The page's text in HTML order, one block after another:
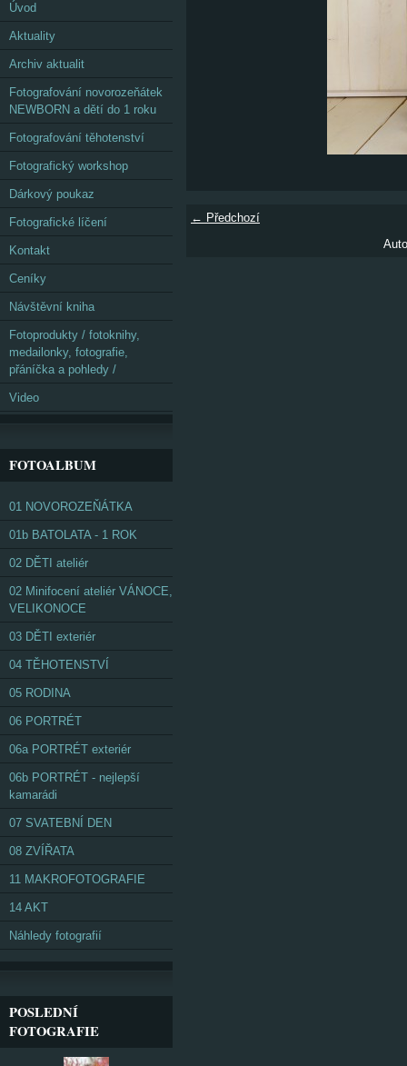
← Předchozí
Úvod
Aktuality
Archiv aktualit
Fotografování novorozeňátek
NEWBORN a dětí do 1 roku
Fotografování těhotenství
Fotografický workshop
Dárkový poukaz
Fotografické líčení
Kontakt
Ceníky
Návštěvní kniha
Fotoprodukty / fotoknihy,
medailonky, fotografie,
přáníčka a pohledy /
Video
FOTOALBUM
01 NOVOROZEŇÁTKA
01b BATOLATA - 1 ROK
02 DĚTI ateliér
02 Minifocení ateliér VÁNOCE,
VELIKONOCE
03 DĚTI exteriér
04 TĚHOTENSTVÍ
05 RODINA
06 PORTRÉT
06a PORTRÉT exteriér
06b PORTRÉT - nejlepší
kamarádi
07 SVATEBNÍ DEN
08 ZVÍŘATA
11 MAKROFOTOGRAFIE
14 AKT
Náhledy fotografií
POSLEDNÍ
FOTOGRAFIE